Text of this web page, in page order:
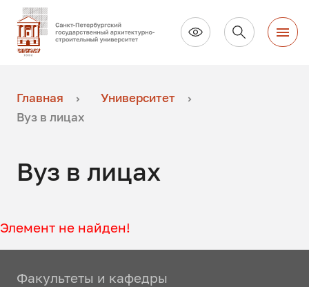
Главная
Университет
Вуз в лицах
Вуз в лицах
Элемент не найден!
Факультеты и кафедры